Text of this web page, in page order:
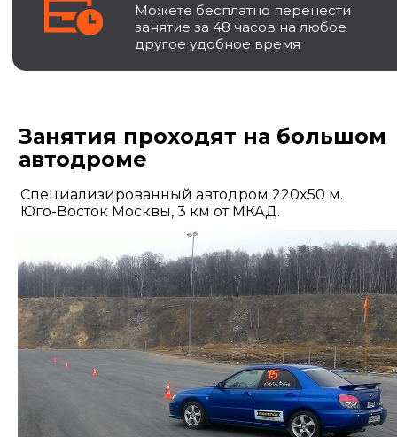
Можете бесплатно перенести
занятие за 48 часов на любое
другое удобное время
Занятия проходят на большом
автодроме
Специализированный автодром 220x50 м.
Юго-Восток Москвы, 3 км от МКАД.